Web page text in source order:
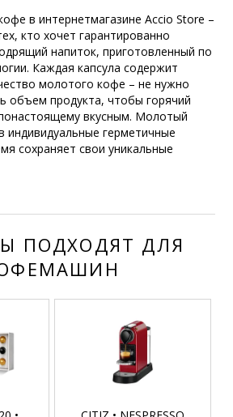
в интернетмагазине Accio Store –
кто хочет гарантированно
напиток, приготовленный по
Каждая капсула содержит
молотого кофе – не нужно
объем продукта, чтобы горячий
вкусным. Молотый
индивидуальные герметичные
сохраняет свои уникальные
ПОДХОДЯТ ДЛЯ